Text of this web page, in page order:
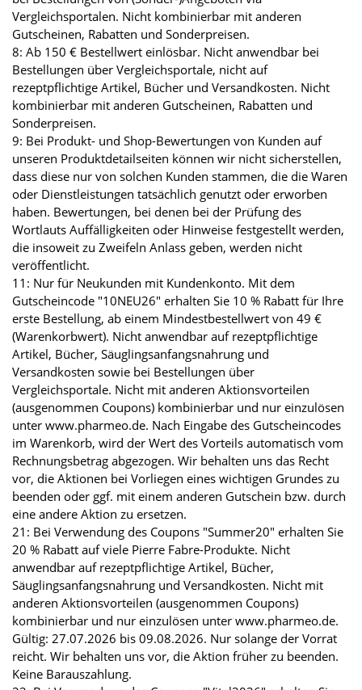
Vergleichsportalen. Nicht kombinierbar mit anderen
Gutscheinen, Rabatten und Sonderpreisen.
8: Ab 150 € Bestellwert einlösbar. Nicht anwendbar bei
Bestellungen über Vergleichsportale, nicht auf
rezeptpflichtige Artikel, Bücher und Versandkosten. Nicht
kombinierbar mit anderen Gutscheinen, Rabatten und
Sonderpreisen.
9: Bei Produkt- und Shop-Bewertungen von Kunden auf
unseren Produktdetailseiten können wir nicht sicherstellen,
dass diese nur von solchen Kunden stammen, die die Waren
oder Dienstleistungen tatsächlich genutzt oder erworben
haben. Bewertungen, bei denen bei der Prüfung des
Wortlauts Auffälligkeiten oder Hinweise festgestellt werden,
die insoweit zu Zweifeln Anlass geben, werden nicht
veröffentlicht.
11: Nur für Neukunden mit Kundenkonto. Mit dem
Gutscheincode "10NEU26" erhalten Sie 10 % Rabatt für Ihre
erste Bestellung, ab einem Mindestbestellwert von 49 €
(Warenkorbwert). Nicht anwendbar auf rezeptpflichtige
Artikel, Bücher, Säuglingsanfangsnahrung und
Versandkosten sowie bei Bestellungen über
Vergleichsportale. Nicht mit anderen Aktionsvorteilen
(ausgenommen Coupons) kombinierbar und nur einzulösen
unter www.pharmeo.de. Nach Eingabe des Gutscheincodes
im Warenkorb, wird der Wert des Vorteils automatisch vom
Rechnungsbetrag abgezogen. Wir behalten uns das Recht
vor, die Aktionen bei Vorliegen eines wichtigen Grundes zu
beenden oder ggf. mit einem anderen Gutschein bzw. durch
eine andere Aktion zu ersetzen.
21: Bei Verwendung des Coupons "Summer20" erhalten Sie
20 % Rabatt auf viele Pierre Fabre-Produkte. Nicht
anwendbar auf rezeptpflichtige Artikel, Bücher,
Säuglingsanfangsnahrung und Versandkosten. Nicht mit
anderen Aktionsvorteilen (ausgenommen Coupons)
kombinierbar und nur einzulösen unter www.pharmeo.de.
Gültig: 27.07.2026 bis 09.08.2026. Nur solange der Vorrat
reicht. Wir behalten uns vor, die Aktion früher zu beenden.
Keine Barauszahlung.